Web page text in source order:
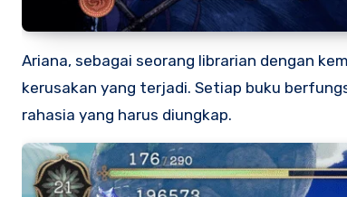
Ariana, sebagai seorang librarian dengan
kerusakan yang terjadi. Setiap buku
rahasia yang harus diungkap.